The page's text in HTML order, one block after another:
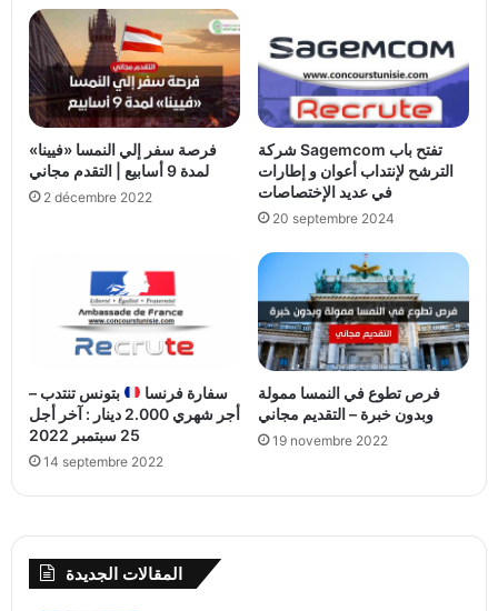
فرصة سفر إلي النمسا «فيينا»
لمدة 9 أسابيع | التقدم مجاني
2 décembre 2022
شركة Sagemcom تفتح باب
الترشح لإنتداب أعوان و إطارات
في عديد الإختصاصات
20 septembre 2024
سفارة فرنسا
بتونس تنتدب –
أجر شهري 2.000 دينار : آخر أجل
25 سبتمبر 2022
14 septembre 2022
فرص تطوع في النمسا ممولة
وبدون خبرة – التقديم مجاني
19 novembre 2022
المقالات الجديدة